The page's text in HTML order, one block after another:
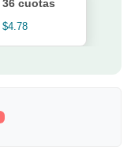
36 cuotas
$4.78